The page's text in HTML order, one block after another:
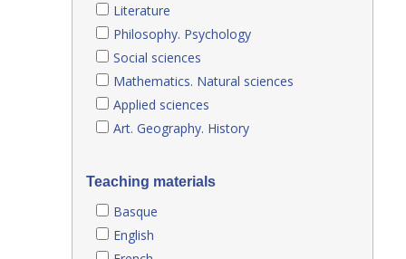
Literature
Philosophy. Psychology
Social sciences
Mathematics. Natural sciences
Applied sciences
Art. Geography. History
Teaching materials
Basque
English